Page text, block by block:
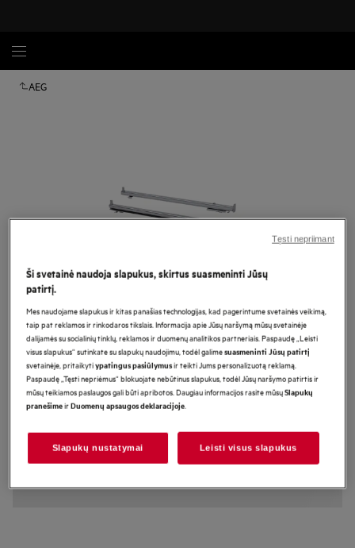
AEG
Spustelėkite, kad padidintumėte mastelį
TR1LFSTV
Teleskopiniai bėgeliai, 1 lygio
Pagrindiniai privalumai
Mūsų teleskopinius bėgelius, skirtus garinėms orkaitėms, galima ištraukti ir
tvirtai užfiksuoti. 1 lygis.
Ši svetainė naudoja slapukus, skirtus suasmeninti Jūsų
patirtį.
Mes naudojame slapukus ir kitas panašias technologijas, kad pagerintume svetainės veikimą,
taip pat reklamos ir rinkodaros tikslais. Informacija apie Jūsų naršymą mūsų svetainėje
dalijamės su socialinių tinklų, reklamos ir duomenų analitikos partneriais. Paspaudę „Leisti
visus slapukus“ sutinkate su slapukų naudojimu, todėl galimesuasmeninti Jūsų patirtį
svetainėje, pritaikytiypatingus pasiūlymusir teikti Jums personalizuotą reklamą.
Paspaudę „Tęsti nepriėmus“ blokuojate nebūtinus slapukus, todėl Jūsų naršymo patirtis ir
mūsų teikiamos paslaugos gali būti apribotos. Daugiau informacijos rasite mūsųSlapukų
pranešimeirDuomenų apsaugos deklaracijoje.
Slapukų nustatymai Leisti visus slapukus
Tęsti nepriimant